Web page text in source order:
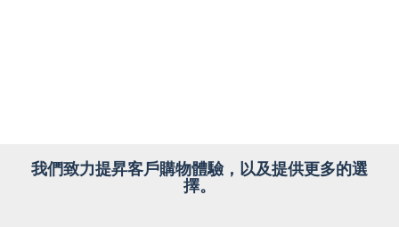
我們致力提昇客戶購物體驗，以及提供更多的選
擇。